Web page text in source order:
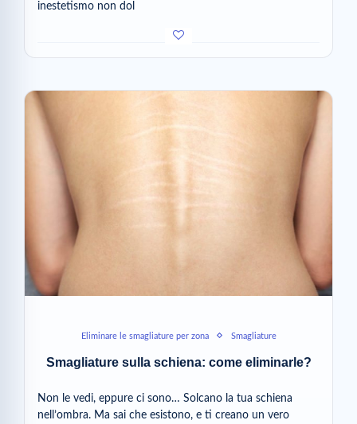
inestetismo non dol
Eliminare le smagliature per zona Smagliature
Smagliature sulla schiena: come eliminarle?
Non le vedi, eppure ci sono… Solcano la tua schiena
nell’ombra. Ma sai che esistono, e ti creano un vero